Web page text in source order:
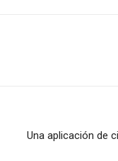
Una aplicación de